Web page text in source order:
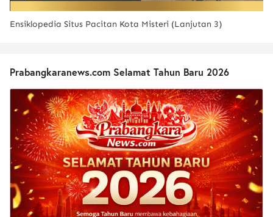
Ensiklopedia Situs Pacitan Kota Misteri (Lanjutan 3)
Prabangkaranews.com Selamat Tahun Baru 2026